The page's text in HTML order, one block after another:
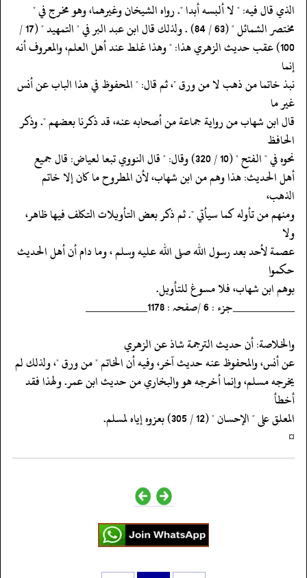
‏‏‏‏الذي قال فيه: " لا ألبسه أبدا ". رواه الشيخان وغيرهما، وهو مخرج في "
‏‏‏‏مختصر الشمائل " (63 / 84) . ولذلك قال ابن عبد البر في " التمهيد " (17 /
‏‏‏‏100) عقب حديث الزهري هذا: " وهذا غلط عند أهل العلم، والمعروف أنه
إنما
‏‏‏‏نبذ خاتما من ذهب لا من ورق "، ثم قال: " المحفوظ في هذا الباب عن أنس
غير ما
‏‏‏‏قال ابن شهاب من رواية جماعة من أصحابه عنه، قد ذكرنا بعضهم ". وذكر
الحافظ
‏‏‏‏نحوه في " الفتح " (10 / 320) وقال: " قال النووي تبعا لعياض: قال جميع
‏‏‏‏أهل الحديث: هذا وهم من ابن شهاب، لأن المطروح ما كان إلا خاتم
الذهب،
‏‏‏‏ومنهم من تأوله كما سيأتي ". ثم ذكر بعض التأويلات التكلف فيها ظاهر،
ولا
‏‏‏‏عصمة لأحد بعد رسول الله صلى الله عليه وسلم ، وما دام أن أهل الحديث
حكموا
‏‏‏‏بوهم ابن شهاب، فلا مسوغ للتأويل.
‏‏‏‏__________جزء : 6 /صفحہ : 1178__________
‏‏‏‏والخلاصة: أن حديث الترجمة شاذ عن الزهري
‏‏‏‏عن أنس، والمحفوظ عنه حديث آخر، وفيه أن الخاتم " من ورق "، ولذلك لم
‏‏‏‏يخرجه مسلم، وإنما أخرجه هو والبخاري من حديث ابن عمر. ولهذا فقد
أخطأ
‏‏‏‏المعلق على " الإحسان " (12 / 305) بعزوه إياه لمسلم.
‏‏‏‏¤